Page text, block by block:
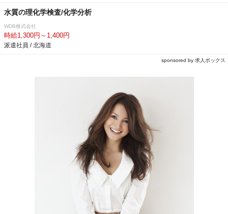
水質の理化学検査/化学分析
WDB株式会社
時給1,300円～1,400円
派遣社員 / 北海道
sponsored by 求人ボックス